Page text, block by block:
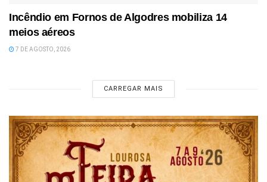
Incêndio em Fornos de Algodres mobiliza 14
meios aéreos
7 DE AGOSTO, 2026
CARREGAR MAIS